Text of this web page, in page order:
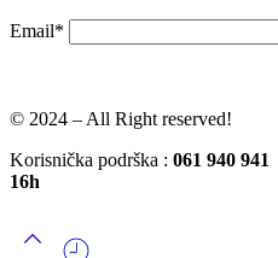
Email*
© 2024 – All Right reserved!
Korisnička podrška : 061 940 941
16h